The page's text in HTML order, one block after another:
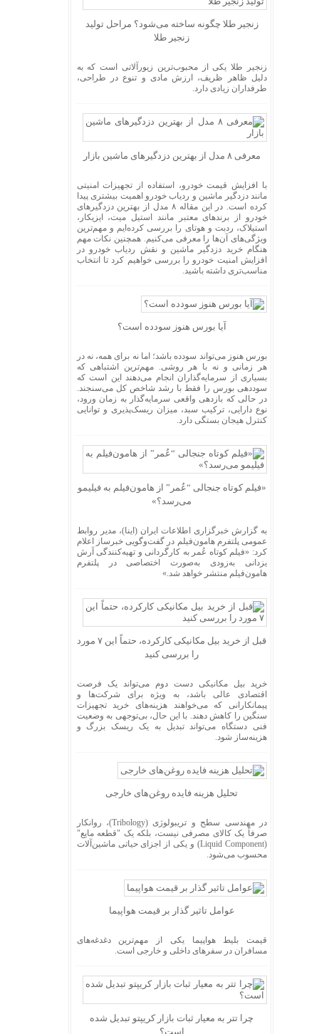
زنجیر طلا چگونه ساخته می‌شود؟ مراحل تولید
زنجیر طلا
زنجیر طلا یکی از محبوب‌ترین زیورآلاتی است که به
دلیل ظاهر ظریف، ارزش مادی و تنوع در طراحی،
طرفداران زیادی دارد.
معرفی ۸ مدل از بهترین دزدگیرهای ماشین بازار
با افزایش قیمت خودرو، استفاده از تجهیزات امنیتی
مانند دزدگیر ماشین و ردیاب خودرو اهمیت بیشتری پیدا
کرده است. در این مقاله ۸ مدل از بهترین دزدگیرهای
خودرو از برندهای معتبر مانند استیل میت، ایزیکار،
استیلاک، ردبت و هوتای را بررسی کرده‌ایم و مهم‌ترین
ویژگی‌های آن‌ها را معرفی می‌کنیم. همچنین نکات مهم
هنگام خرید دزدگیر ماشین و نقش ردیاب خودرو در
افزایش امنیت خودرو را بررسی خواهیم کرد تا انتخاب
مناسب‌تری داشته باشید.
آیا بورس هنوز سودده است؟
بورس هنوز می‌تواند سودده باشد؛ اما نه برای همه، نه در
هر زمانی و نه با هر روشی. مهم‌ترین اشتباهی که
بسیاری از سرمایه‌گذاران انجام می‌دهند این است که
سوددهی بورس را فقط با رشد شاخص کل می‌سنجند.
در حالی که بازدهی واقعی سرمایه‌گذار به زمان ورود،
نوع دارایی، ترکیب سبد، میزان ریسک‌پذیری و توانایی
کنترل هیجان بستگی دارد.
«فیلم کوتاه جنجالی “عُمر” از هامون‌فیلم به فیلیمو
می‌رسد؟»
به گزارش خبرگزاری اطلاعات ایران (اینا)، مدیر روابط
عمومی پلتفرم هامون‌فیلم در گفت‌وگویی خبرساز اعلام
کرد: «فیلم کوتاه عُمر به کارگردانی و تهیه‌کنندگی آرش
یزدانی به‌زودی به‌صورت اختصاصی در پلتفرم
هامون‌فیلم منتشر خواهد شد.»
قبل از خرید بیل مکانیکی کارکرده، حتماً این ۷ مورد
را بررسی کنید
خرید بیل مکانیکی دست دوم می‌تواند یک فرصت
اقتصادی عالی باشد، به ویژه برای شرکت‌ها و
پیمانکارانی که می‌خواهند هزینه‌های خرید تجهیزات
سنگین را کاهش دهند. با این حال، بی‌توجهی به وضعیت
فنی دستگاه می‌تواند تبدیل به یک ریسک بزرگ و
هزینه‌ساز شود.
تحلیل هزینه فایده روغن‌های خارجی
در مهندسی سطح و تریبولوژی (Tribology)، روانکار
صرفاً یک کالای مصرفی نیست، بلکه یک "قطعه مایع"
(Liquid Component) و یکی از اجزای حیاتی ماشین‌آلات
محسوب می‌شود.
عوامل تاثیر گذار بر قیمت هواپیما
قیمت بلیط هواپیما یکی از مهم‌ترین دغدغه‌های
مسافران در سفرهای داخلی و خارجی است.
چرا تتر به معیار ثبات بازار کریپتو تبدیل شده
است؟